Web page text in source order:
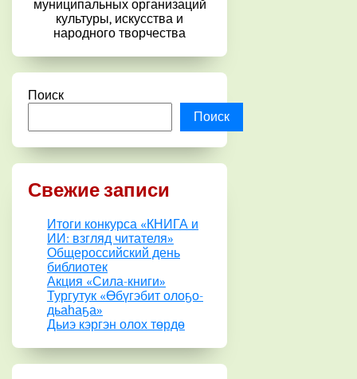
муниципальных организаций
культуры, искусства и
народного творчества
Поиск
Поиск
Свежие записи
Итоги конкурса «КНИГА и
ИИ: взгляд читателя»
Общероссийский день
библиотек
Акция «Сила-книги»
Тургутук «Өбүгэбит олоҕо-
дьаһаҕа»
Дьиэ кэргэн олох төрдө